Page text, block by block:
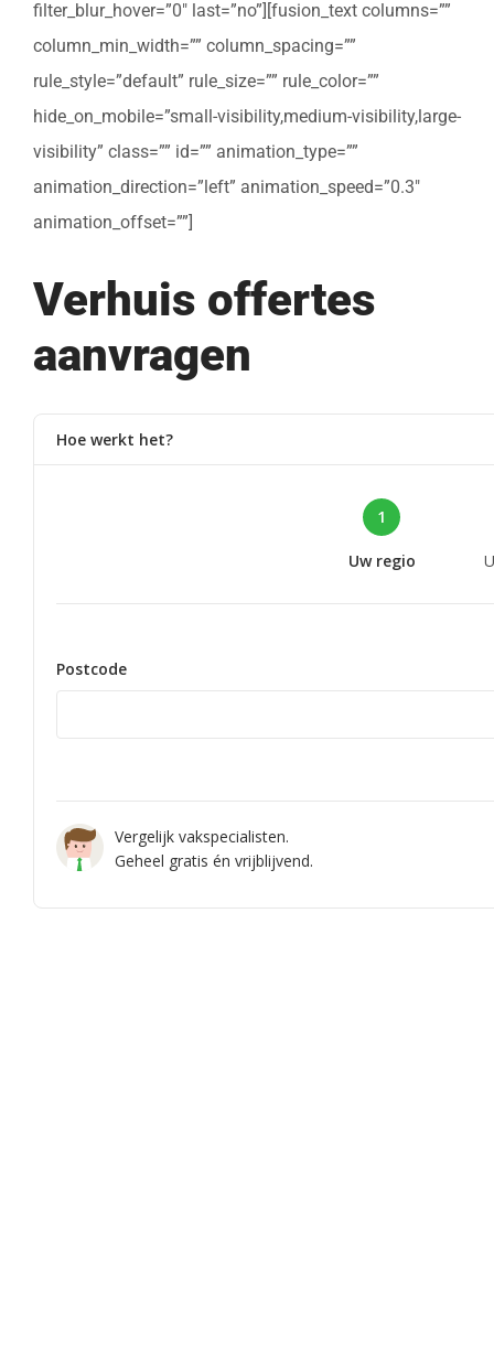
filter_blur_hover=”0″ last=”no”][fusion_text columns=””
column_min_width=”” column_spacing=””
rule_style=”default” rule_size=”” rule_color=””
hide_on_mobile=”small-visibility,medium-visibility,large-
visibility” class=”” id=”” animation_type=””
animation_direction=”left” animation_speed=”0.3″
animation_offset=””]
Verhuis offertes
aanvragen